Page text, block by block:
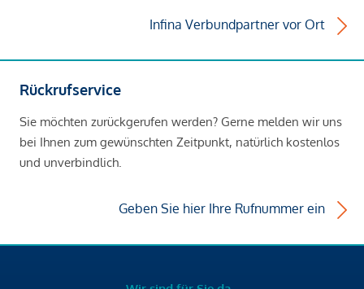
Infina Verbundpartner vor Ort
Rückrufservice
Sie möchten zurückgerufen werden? Gerne melden wir uns
bei Ihnen zum gewünschten Zeitpunkt, natürlich kostenlos
und unverbindlich.
Geben Sie hier Ihre Rufnummer ein